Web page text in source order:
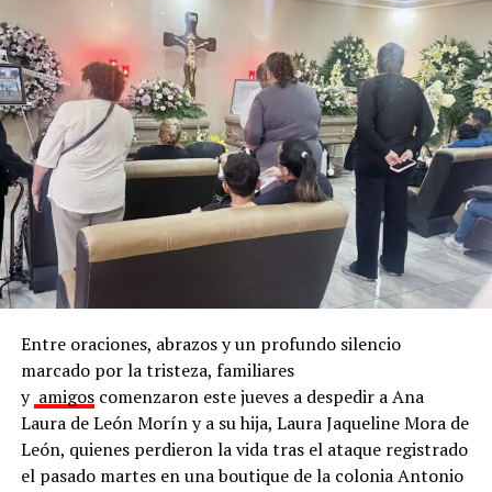
En este objetivo, trabajan en conjunto el Instituto
Municipal de Planeación (IMPLAN), la dirección de
Medio Ambiente y Desarrollo Sustentable, de
Infraestructura y Obra Pública, así como de Servicios
Públicos.
cuenta con una plataforma digital de uso interno que
permite planear, dar seguimiento y documentar las
intervenciones realizadas en los espacios públicos del
municipio.
El director de Medio Ambiente y Desarrollo Sustentable,
Entre oraciones, abrazos y un profundo silencio
marcado por la tristeza, familiares
y amigoscomenzaron este jueves a despedir a Ana
Laura de León Morín y a su hija, Laura Jaqueline Mora de
León, quienes perdieron la vida tras el ataque registrado
el pasado martes en una boutique de la colonia Antonio